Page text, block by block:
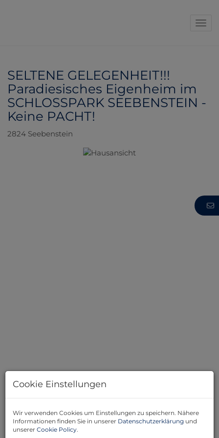
SELTENE GELEGENHEIT!!!
Paradiesisches Eigenheim im
SCHLOSSPARK SEEBENSTEIN -
Keine PACHT!
2824 Seebenstein
Beschreibung
Wir sind beauftragt mit dem Verkauf dieses herrlichen -
Cookie Einstellungen
Wir verwenden Cookies um Einstellungen zu speichern. Nähere
Informationen finden Sie in unserer Datenschutzerklärung und
unserer Cookie Policy.